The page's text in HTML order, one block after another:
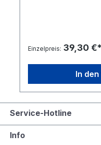
Einzelpreis: 39,30 €*
In
Service-Hotline
Info